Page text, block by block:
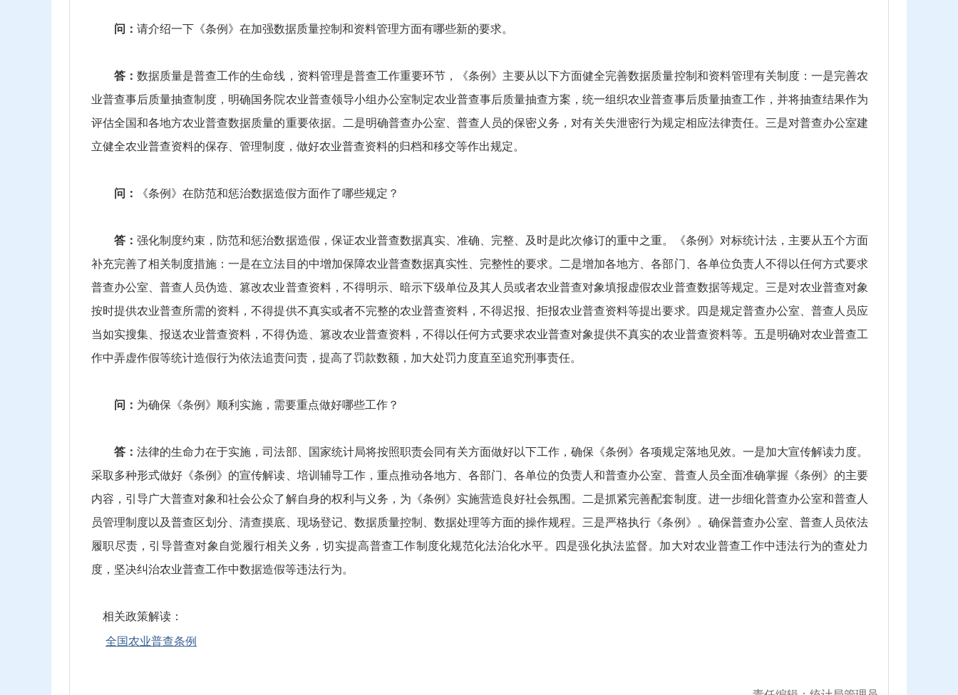
问： 请介绍一下《条例》在加强数据质量控制和资料管理方面有哪些新的要求。
答：数据质量是普查工作的生命线，资料管理是普查工作重要环节，《条例》主要从以下方面健全完善数据质量控制和资料管理有关制度：一是完善农
业普查事后质量抽查制度，明确国务院农业普查领导小组办公室制定农业普查事后质量抽查方案，统一组织农业普查事后质量抽查工作，并将抽查结果作为
评估全国和各地方农业普查数据质量的重要依据。二是明确普查办公室、普查人员的保密义务，对有关失泄密行为规定相应法律责任。三是对普查办公室建
立健全农业普查资料的保存、管理制度，做好农业普查资料的归档和移交等作出规定。
问： 《条例》在防范和惩治数据造假方面作了哪些规定？
答：强化制度约束，防范和惩治数据造假，保证农业普查数据真实、准确、完整、及时是此次修订的重中之重。《条例》对标统计法，主要从五个方面
补充完善了相关制度措施：一是在立法目的中增加保障农业普查数据真实性、完整性的要求。二是增加各地方、各部门、各单位负责人不得以任何方式要求
普查办公室、普查人员伪造、篡改农业普查资料，不得明示、暗示下级单位及其人员或者农业普查对象填报虚假农业普查数据等规定。三是对农业普查对象
按时提供农业普查所需的资料，不得提供不真实或者不完整的农业普查资料，不得迟报、拒报农业普查资料等提出要求。四是规定普查办公室、普查人员应
当如实搜集、报送农业普查资料，不得伪造、篡改农业普查资料，不得以任何方式要求农业普查对象提供不真实的农业普查资料等。五是明确对农业普查工
作中弄虚作假等统计造假行为依法追责问责，提高了罚款数额，加大处罚力度直至追究刑事责任。
问： 为确保《条例》顺利实施，需要重点做好哪些工作？
答：法律的生命力在于实施，司法部、国家统计局将按照职责会同有关方面做好以下工作，确保《条例》各项规定落地见效。一是加大宣传解读力度。
采取多种形式做好《条例》的宣传解读、培训辅导工作，重点推动各地方、各部门、各单位的负责人和普查办公室、普查人员全面准确掌握《条例》的主要
内容，引导广大普查对象和社会公众了解自身的权利与义务，为《条例》实施营造良好社会氛围。二是抓紧完善配套制度。进一步细化普查办公室和普查人
员管理制度以及普查区划分、清查摸底、现场登记、数据质量控制、数据处理等方面的操作规程。三是严格执行《条例》。确保普查办公室、普查人员依法
履职尽责，引导普查对象自觉履行相关义务，切实提高普查工作制度化规范化法治化水平。四是强化执法监督。加大对农业普查工作中违法行为的查处力
度，坚决纠治农业普查工作中数据造假等违法行为。
相关政策解读：
全国农业普查条例